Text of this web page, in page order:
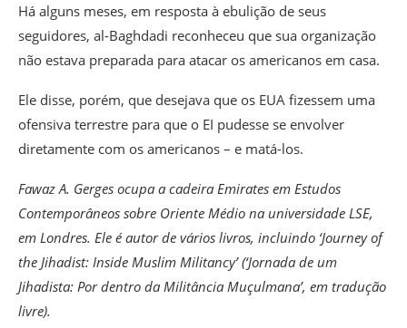
Há alguns meses, em resposta à ebulição de seus
seguidores, al-Baghdadi reconheceu que sua organização
não estava preparada para atacar os americanos em casa.
Ele disse, porém, que desejava que os EUA fizessem uma
ofensiva terrestre para que o EI pudesse se envolver
diretamente com os americanos – e matá-los.
Fawaz A. Gerges ocupa a cadeira Emirates em Estudos
Contemporâneos sobre Oriente Médio na universidade LSE,
em Londres. Ele é autor de vários livros, incluindo ‘Journey of
the Jihadist: Inside Muslim Militancy’ (‘Jornada de um
Jihadista: Por dentro da Militância Muçulmana’, em tradução
livre).